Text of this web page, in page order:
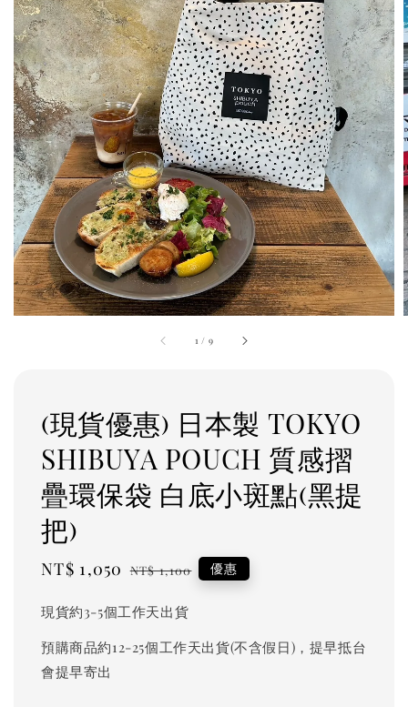
1 / 9
(現貨優惠) 日本製 TOKYO
SHIBUYA POUCH 質感摺
疊環保袋 白底小斑點(黑提
把)
Sale
NT$ 1,050 Regular
NT$ 1,100 優惠
現貨約3-5個工作天出貨
預購商品約12-25個工作天出貨(不含假日)，提早抵台
會提早寄出